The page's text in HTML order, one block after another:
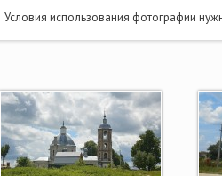
Условия использования фотографии